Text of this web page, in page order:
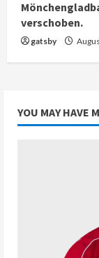
verschoben.
gatsby
YOU MAY HAVE